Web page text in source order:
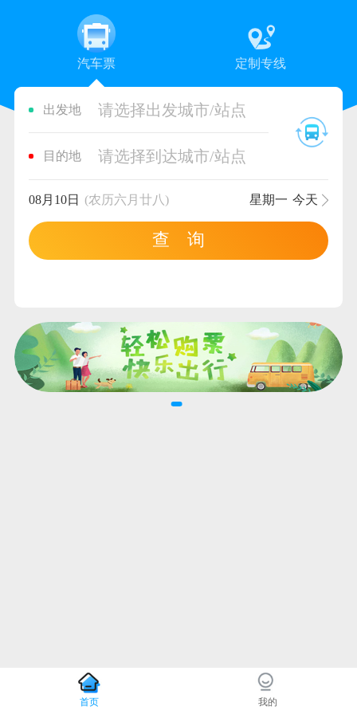
汽车票 定制专线
出发地 请选择出发城市/站点
目的地 请选择到达城市/站点
08月10日 (农历六月廿八) 星期一 今天
查 询
首页 我的